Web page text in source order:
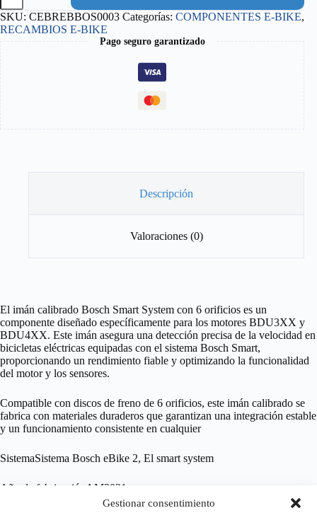
Gestionar consentimiento
BOSCH
SMART
SYSTEM
6
ORIFICIOS
cantidad
SKU: CEBREBBOS0003 Categorías: COMPONENTES E-BIKE,
RECAMBIOS E-BIKE
Pago seguro garantizado
Descripción
Valoraciones (0)
El imán calibrado Bosch Smart System con 6 orificios es un
componente diseñado específicamente para los motores BDU3XX y
BDU4XX. Este imán asegura una detección precisa de la velocidad en
bicicletas eléctricas equipadas con el sistema Bosch Smart,
proporcionando un rendimiento fiable y optimizando la funcionalidad
del motor y los sensores.
Compatible con discos de freno de 6 orificios, este imán calibrado se
fabrica con materiales duraderos que garantizan una integración estable
y un funcionamiento consistente en cualquier
SistemaSistema Bosch eBike 2, El smart system
Año de fabricaciónAM2021